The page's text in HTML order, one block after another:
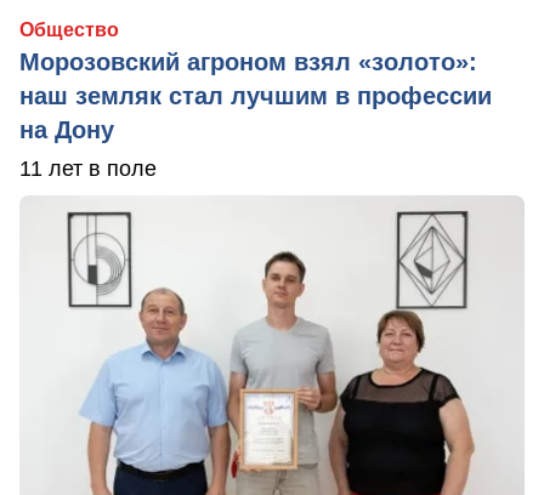
Общество
Морозовский агроном взял «золото»:
наш земляк стал лучшим в профессии
на Дону
11 лет в поле